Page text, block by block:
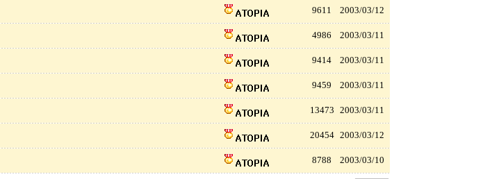
9611 2003/03/12
4986 2003/03/11
9414 2003/03/11
9459 2003/03/11
13473 2003/03/11
20454 2003/03/12
8788 2003/03/10